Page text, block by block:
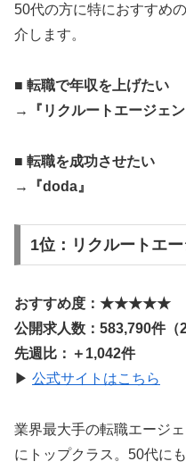
50代の方に特におすすめ
介します。
■ 転職で年収を上げたい
→『リクルートエージェン
■ 転職を成功させたい
→『doda』
1位：リクルートエー
おすすめ度：★★★★★
公開求人数：583,790件（
先週比：＋1,042件
▶ 公式サイトはこちら
業界最大手の転職エージ
にトップクラス。50代に